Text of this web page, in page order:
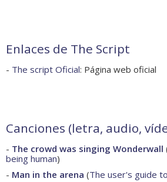
Enlaces de The Script
- The script Oficial: Página web oficial
Canciones (letra, audio,
- The crowd was singing Wonderwall
being human)
- Man in the arena (The user's guide